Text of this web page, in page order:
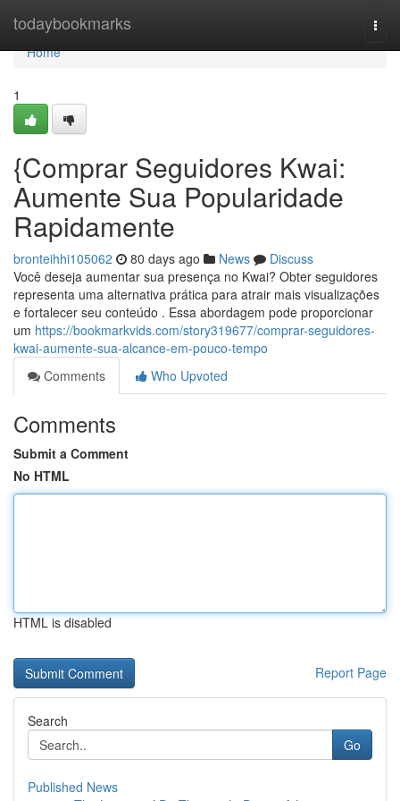
todaybookmarks
Home
Home
1
{Comprar Seguidores Kwai:
Aumente Sua Popularidade
Rapidamente
bronteihhi105062 80 days ago News
Discuss
Você deseja aumentar sua presença no Kwai? Obter seguidores
representa uma alternativa prática para atrair mais visualizações
e fortalecer seu conteúdo . Essa abordagem pode proporcionar
um https://bookmarkvids.com/story319677/comprar-seguidores-
kwai-aumente-sua-alcance-em-pouco-tempo
Comments
Who Upvoted
Comments
Submit a Comment
No HTML
HTML is disabled
Report Page
Search
Go
Published News